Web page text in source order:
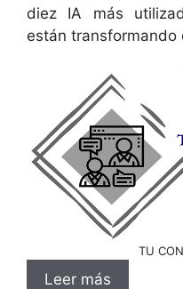
diez IA más
están transformando
TU
Leer más